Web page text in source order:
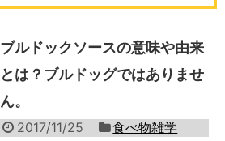
ブルドックソースの意味や由来
とは？ブルドッグではありませ
ん。
2017/11/25
食べ物雑学